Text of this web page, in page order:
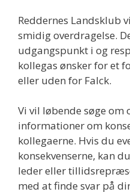
Reddernes Landsklub
smidig overdragelse.
udgangspunkt i og
kollegas ønsker for et
eller uden for Falck.
Vi vil løbende søge
informationer om
kollegaerne. Hvis du
konsekvenserne, kan
leder eller
med at finde svar på